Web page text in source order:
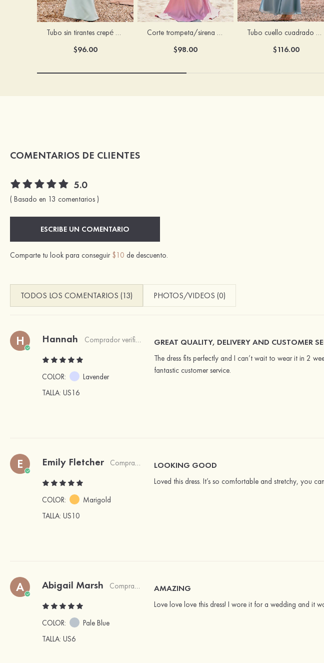
Tubo sin tirantes crepé elástico hasta el suelo vestido de dama de honor
$96.00
Corte trompeta/sirena escote en v satén elástico hasta el suelo vestido de dama de honor
$98.00
Tubo cuello cuadrado gasa hasta el suelo vestido de dama de honor
$116.00
COMENTARIOS DE CLIENTES
5.0
( Basado en 13 comentarios )
ESCRIBE UN COMENTARIO
Comparte tu look para conseguir $10 de descuento.
TODOS LOS COMENTARIOS (13) PHOTOS/VIDEOS (0)
H Hannah Comprador verificado
COLOR:
Lavender
TALLA: US16
GREAT QUALITY, DELIVERY AND CUSTOMER
The dress fits perfectly and I can’t wait to wear it in 2
fantastic customer service.
E Emily Fletcher Comprador verificado
COLOR:
Marigold
TALLA: US10
LOOKING GOOD
Loved this dress. It’s so comfortable and stretchy, you
A Abigail Marsh Comprador verificado
COLOR:
Pale Blue
TALLA: US6
AMAZING
Love love love this dress! I wore it for a wedding and it